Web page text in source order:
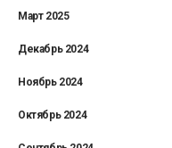
Март 2025
Декабрь 2024
Ноябрь 2024
Октябрь 2024